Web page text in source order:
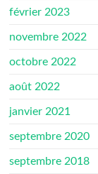
février 2023
novembre 2022
octobre 2022
août 2022
janvier 2021
septembre 2020
septembre 2018